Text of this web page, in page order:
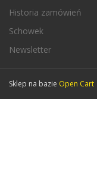
Historia zamówień
Schowek
Newsletter
Sklep na bazie Open Cart